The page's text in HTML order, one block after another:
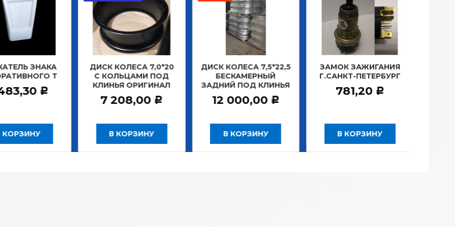
ЗНАКА
Т
Р
КОРЗИНУ
ДИСК КОЛЕСА 7,0*20
С КОЛЬЦАМИ ПОД
КЛИНЬЯ ОРИГИНАЛ
7 208,00 Р
В КОРЗИНУ
ДИСК КОЛЕСА 7,5*22,5
БЕСКАМЕРНЫЙ
ЗАДНИЙ ПОД КЛИНЬЯ
12 000,00 Р
В КОРЗИНУ
ЗАМОК ЗАЖИГАНИЯ
Г.САНКТ-ПЕТЕРБУРГ
781,20 Р
В КОРЗИНУ